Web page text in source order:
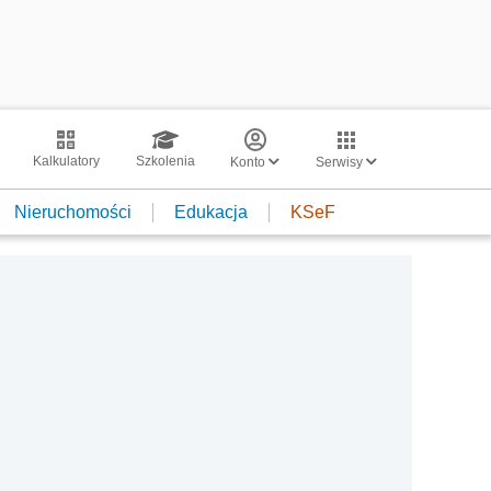
Kalkulatory Szkolenia Konto Serwisy
Nieruchomości Edukacja KSeF